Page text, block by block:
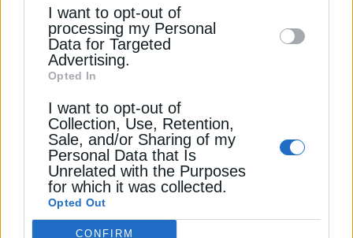
disclose it to other third parties.
I want to opt-out of
processing my Personal
Data for Targeted
Advertising.
Opted In
I want to opt-out of
Collection, Use, Retention,
Sale, and/or Sharing of my
Personal Data that Is
Unrelated with the Purposes
for which it was collected.
Opted Out
CONFIRM
Πούτιν: Η Ουκρανία δεν θα αποκλειστεί
από τις διαπραγματεύσεις
19 Φεβρουαρίου 2025